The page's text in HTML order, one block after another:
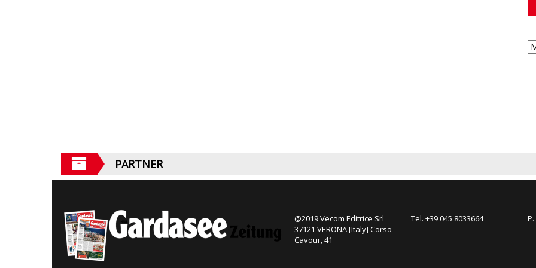
PARTNER
@2019 Vecom Editrice Srl
37121 VERONA [Italy] Corso
Cavour, 41
Tel. +39 045 8033664